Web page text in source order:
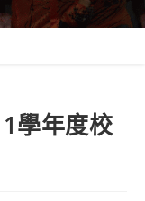
學年度校